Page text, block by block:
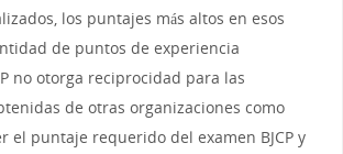
los puntajes más altos en esos
de puntos de experiencia
no otorga reciprocidad para las
de otras organizaciones como
el puntaje requerido del examen BJCP y